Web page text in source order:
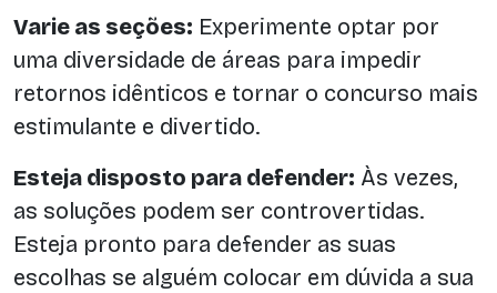
Varie as seções: Experimente optar por
uma diversidade de áreas para impedir
retornos idênticos e tornar o concurso mais
estimulante e divertido.
Esteja disposto para defender: Às vezes,
as soluções podem ser controvertidas.
Esteja pronto para defender as suas
escolhas se alguém colocar em dúvida a sua